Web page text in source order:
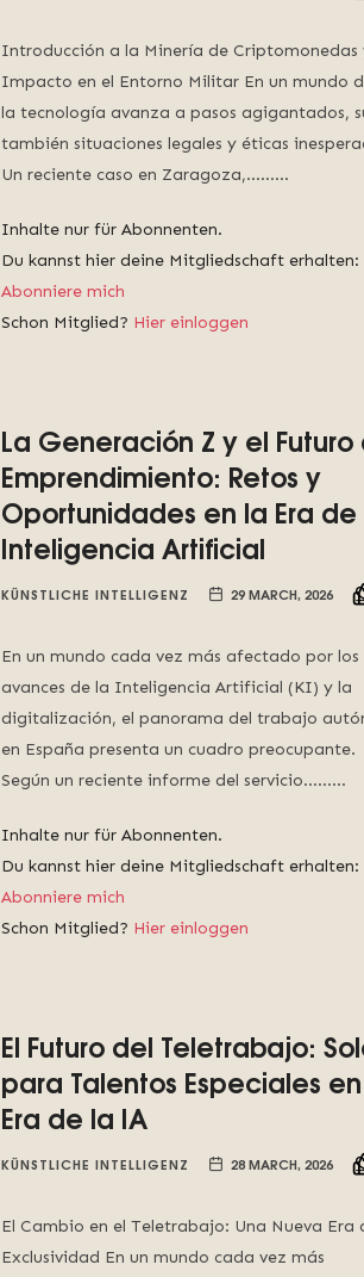
Introducción a la Minería de Criptomonedas
Impacto en el Entorno Militar En un mundo
la tecnología avanza a pasos agigantados,
también situaciones legales y éticas
Un reciente caso en Zaragoza,……...
Inhalte nur für Abonnenten.
Du kannst hier deine Mitgliedschaft erhalten:
Abonniere mich
Schon Mitglied? Hier einloggen
La Generación Z y el Futuro
Emprendimiento: Retos y
Oportunidades en la Era de
Inteligencia Artificial
KÜNSTLICHE INTELLIGENZ 29 MARCH, 2026
En un mundo cada vez más afectado por los
avances de la Inteligencia Artificial (KI) y la
digitalización, el panorama del trabajo
en España presenta un cuadro preocupante.
Según un reciente informe del servicio……...
Inhalte nur für Abonnenten.
Du kannst hier deine Mitgliedschaft erhalten:
Abonniere mich
Schon Mitglied? Hier einloggen
El Futuro del Teletrabajo:
para Talentos Especiales
Era de la IA
KÜNSTLICHE INTELLIGENZ 28 MARCH, 2026
El Cambio en el Teletrabajo: Una Nueva Era
Exclusividad En un mundo cada vez más